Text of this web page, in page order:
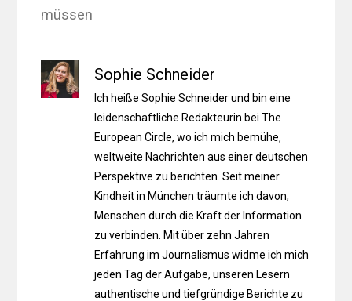
müssen
Sophie Schneider
Ich heiße Sophie Schneider und bin eine
leidenschaftliche Redakteurin bei The
European Circle, wo ich mich bemühe,
weltweite Nachrichten aus einer deutschen
Perspektive zu berichten. Seit meiner
Kindheit in München träumte ich davon,
Menschen durch die Kraft der Information
zu verbinden. Mit über zehn Jahren
Erfahrung im Journalismus widme ich mich
jeden Tag der Aufgabe, unseren Lesern
authentische und tiefgründige Berichte zu